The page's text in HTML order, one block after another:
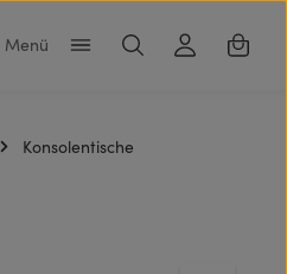
Konsolentische